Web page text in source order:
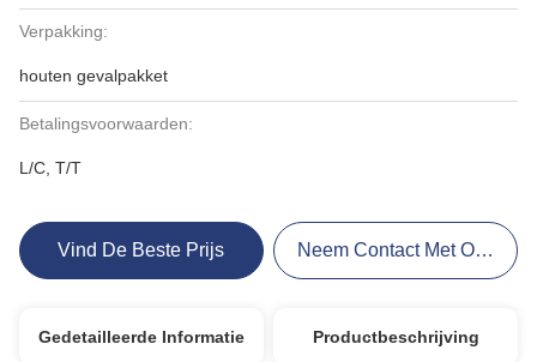
Verpakking:
houten gevalpakket
Betalingsvoorwaarden:
L/C, T/T
Vind De Beste Prijs Neem Contact Met Ons Op
Gedetailleerde Informatie Productbeschrijving